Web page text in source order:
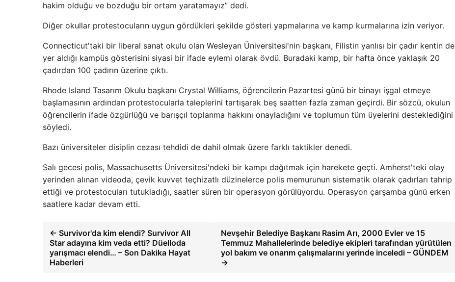
hakim olduğu ve bozduğu bir ortam yaratamayız” dedi.
Diğer okullar protestocuların uygun gördükleri şekilde gösteri yapmalarına ve kamp kurmalarına izin veriyor.
Connecticut'taki bir liberal sanat okulu olan Wesleyan Üniversitesi'nin başkanı, Filistin yanlısı bir çadır kentin de
yer aldığı kampüs gösterisini siyasi bir ifade eylemi olarak övdü. Buradaki kamp, ​​bir hafta önce yaklaşık 20
çadırdan 100 çadırın üzerine çıktı.
Rhode Island Tasarım Okulu başkanı Crystal Williams, öğrencilerin Pazartesi günü bir binayı işgal etmeye
başlamasının ardından protestocularla taleplerini tartışarak beş saatten fazla zaman geçirdi. Bir sözcü, okulun
öğrencilerin ifade özgürlüğü ve barışçıl toplanma hakkını onayladığını ve toplumun tüm üyelerini desteklediğini
söyledi.
Bazı üniversiteler disiplin cezası tehdidi de dahil olmak üzere farklı taktikler denedi.
Salı gecesi polis, Massachusetts Üniversitesi'ndeki bir kampı dağıtmak için harekete geçti. Amherst'teki olay
yerinden alınan videoda, çevik kuvvet teçhizatlı düzinelerce polis memurunun sistematik olarak çadırları tahrip
ettiği ve protestocuları tutukladığı, saatler süren bir operasyon görülüyordu. Operasyon çarşamba günü erken
saatlere kadar devam etti.
← Survivor'da kim elendi? Survivor All
Star adayına kim veda etti? Düelloda
yarışmacı elendi… – Son Dakika Hayat
Haberleri
Nevşehir Belediye Başkanı Rasim Arı, 2000 Evler ve 15
Temmuz Mahallelerinde belediye ekipleri tarafından yürütülen
yol bakım ve onarım çalışmalarını yerinde inceledi – GÜNDEM
→